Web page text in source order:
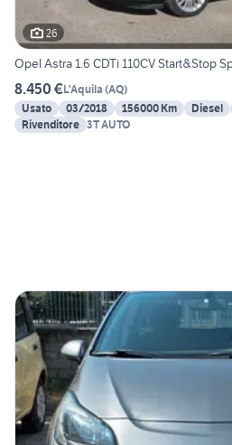
26
Opel Astra 1.6 CDTi 110CV Start&Stop
8.450 €L'Aquila (AQ)
Usato
03/2018 156000 Km Diesel
Rivenditore 3T AUTO